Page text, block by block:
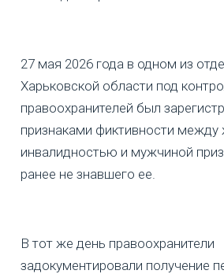
27 мая 2026 года в одном из
Харьковской области под
правоохранителей был
признаками фиктивности
инвалидностью и мужчиной
ранее не знавшего ее.
В тот же день правоохранители
задокументировали получение